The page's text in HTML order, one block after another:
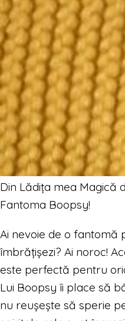
Din Lădița mea Magică
Fantoma Boopsy!
Ai nevoie de o fantomă
îmbrățișezi? Ai noroc!
este perfectă pentru
Lui Boopsy îi place să
nu reușește să sperie